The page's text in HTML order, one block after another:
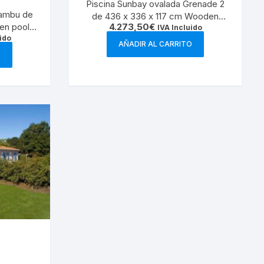
de
pools
Piscina Sunbay ovalada Grenade 2
de 436 x 336 x 117 cm Wooden
pools 7900862
4.273,50€ IVA Incluido
AÑADIR AL CARRITO